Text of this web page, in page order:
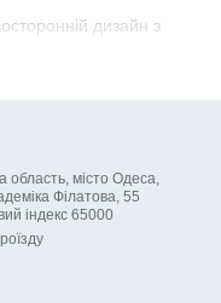
дизайн з
Це ідеальний вибір
Гострі та
область, місто Одеса,
Філатова, 55
індекс 65000​​